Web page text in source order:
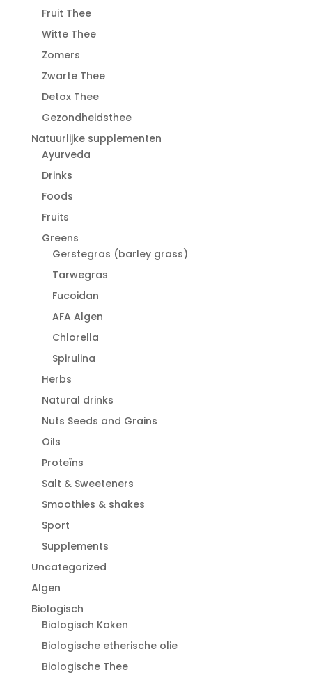
Fruit Thee
Witte Thee
Zomers
Zwarte Thee
Detox Thee
Gezondheidsthee
Natuurlijke supplementen
Ayurveda
Drinks
Foods
Fruits
Greens
Gerstegras (barley grass)
Tarwegras
Fucoidan
AFA Algen
Chlorella
Spirulina
Herbs
Natural drinks
Nuts Seeds and Grains
Oils
Proteïns
Salt & Sweeteners
Smoothies & shakes
Sport
Supplements
Uncategorized
Algen
Biologisch
Biologisch Koken
Biologische etherische olie
Biologische Thee